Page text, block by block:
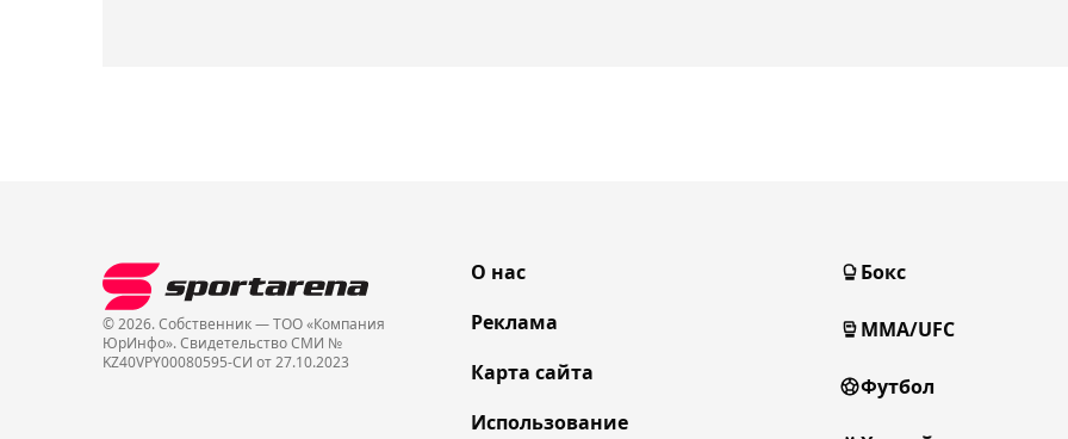
© 2026. Собственник — ТОО «Компания
ЮрИнфо». Cвидетельство СМИ №
KZ40VPY00080595-СИ от 27.10.2023
О нас
Реклама
Карта сайта
Использование
Бокс
MMA/UFC
Футбол